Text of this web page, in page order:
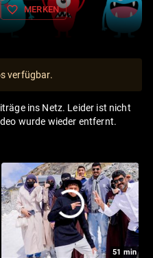
favorite_border MERKEN
verfügbar.
ins Netz. Leider ist nicht
wurde wieder entfernt.
51 min